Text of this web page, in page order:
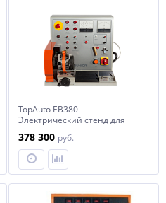
TopAuto EB380
Электрический стенд для
стартеров
378 300 руб.